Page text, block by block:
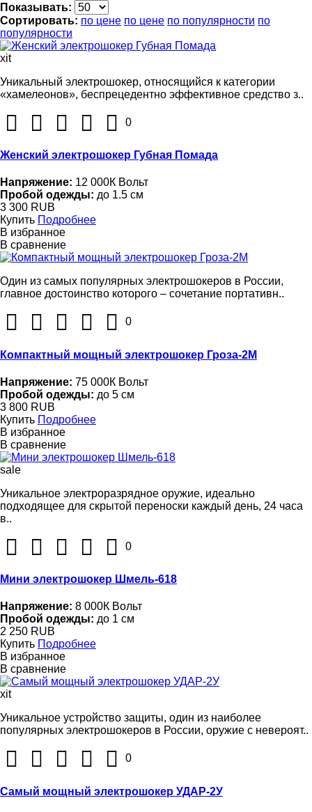
Показывать:
Сортировать: по цене по цене по популярности по
популярности
xit
Уникальный электрошокер, относящийся к категории
«хамелеонов», беспрецедентно эффективное средство з..
0
Женский электрошокер Губная Помада
Напряжение: 12 000К Вольт
Пробой одежды: до 1.5 см
3 300 RUB
Купить Подробнее
В избранное
В сравнение
Один из самых популярных электрошокеров в России,
главное достоинство которого – сочетание портативн..
0
Компактный мощный электрошокер Гроза-2М
Напряжение: 75 000К Вольт
Пробой одежды: до 5 см
3 800 RUB
Купить Подробнее
В избранное
В сравнение
sale
Уникальное электроразрядное оружие, идеально
подходящее для скрытой переноски каждый день, 24 часа
в..
0
Мини электрошокер Шмель-618
Напряжение: 8 000К Вольт
Пробой одежды: до 1 см
2 250 RUB
Купить Подробнее
В избранное
В сравнение
xit
Уникальное устройство защиты, один из наиболее
популярных электрошокеров в России, оружие с невероят..
0
Самый мощный электрошокер УДАР-2У